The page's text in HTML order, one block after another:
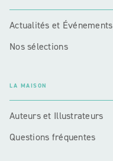
Actualités et Événements
Nos sélections
LA MAISON
Auteurs et Illustrateurs
Questions fréquentes